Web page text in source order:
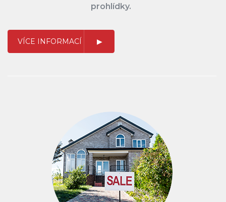
prohlídky.
VÍCE INFORMACÍ